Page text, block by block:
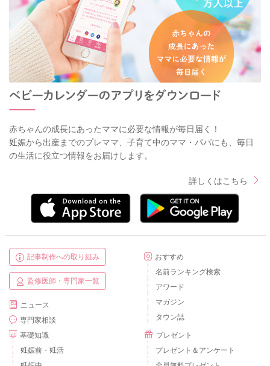
赤ちゃんの成長にあったママに必要な情報が毎日届く！
妊娠から出産までのプレママ、子育て中のママ・パパにも、毎日
の生活に役立つ情報をお届けします。
詳しくはこちら
記事制作への取り組み
監修医師・専門家一覧
ニュース
専門家相談
基礎知識
妊娠前・妊活
おすすめ
名前ランキング検索
アワード
マガジン
タウン誌
プレゼント
プレゼント＆アンケート